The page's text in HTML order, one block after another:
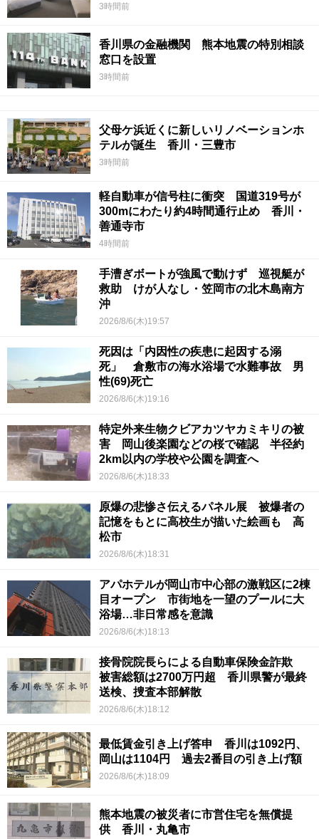
3時間前
香川県の金融機関 熊本地震の特別相談
窓口を設置
3時間前
父母ケ浜近くに新しいリノベーションホ
テルが誕生 香川・三豊市
3時間前
軽自動車が信号柱に衝突 国道319号が
300mにわたり約4時間通行止め 香川・
善通寺市
4時間前
手漕ぎボートが強風で動けず 巡視艇が
救助 けが人なし・笠岡市の北木島南方
沖
2026/8/6(木)19:57
死因は「内因性の疾患に起因する溺
死」 倉敷市の海水浴場で水難事故 男
性(69)死亡
2026/8/6(木)19:16
特定外来生物クビアカツヤカミキリの被
害 岡山後楽園などの桜で確認 半径約
2km以内の学校や公園を調査へ
2026/8/6(木)18:33
原爆の悲惨さ伝えるパネル展 被爆者の
記憶をもとに高校生が描いた絵画も 高
松市
2026/8/6(木)18:31
アパホテルが岡山市中心部の激戦区に2棟
目オープン 市街地を一望のプールに大
浴場…非日常感を意識
2026/8/6(木)18:13
接骨院院長らによる自動車保険金詐欺
被害総額は2700万円超 香川県警が最終
送検、捜査本部解散
2026/8/6(木)18:12
最低賃金引き上げ答申 香川は1092円、
岡山は1104円 過去2番目の引き上げ額
2026/8/6(木)18:09
熊本地震の被災者に市営住宅を無償提
供 香川・丸亀市